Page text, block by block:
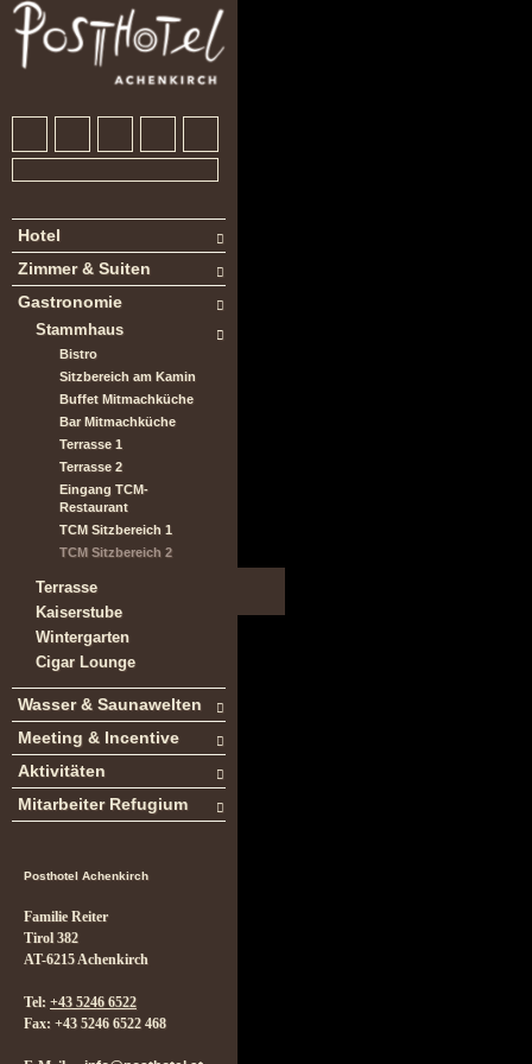
Hotel
Zimmer & Suiten
Gastronomie
Stammhaus
Bistro
Sitzbereich am Kamin
Buffet Mitmachküche
Bar Mitmachküche
Terrasse 1
Terrasse 2
Eingang TCM-
Restaurant
TCM Sitzbereich 1
TCM Sitzbereich 2
Terrasse
Kaiserstube
Wintergarten
Cigar Lounge
Wasser & Saunawelten
Meeting & Incentive
Aktivitäten
Mitarbeiter Refugium
Posthotel Achenkirch
Familie Reiter
Tirol 382
AT-6215 Achenkirch
Tel: +43 5246 6522
Fax: +43 5246 6522 468